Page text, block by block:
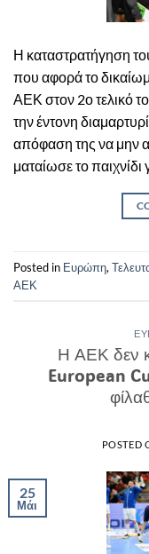
Η καταστρατήγηση
που αφορά το
ΑΕΚ στον 2ο τελικό
την έντονη
απόφαση της να μην
ματαίωσε το
Posted in Ευρώπη,
ΑΕΚ
Η ΑΕΚ δεν
European
POSTED
25
Μάι